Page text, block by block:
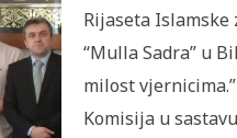
Rijaseta Islamske
“Mulla Sadra” u
milost vjernicima.”
Komisija u